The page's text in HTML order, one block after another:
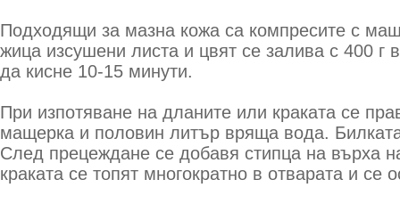
Подходящи за мазна кожа са компресите с
жица изсушени листа и цвят се залива с 400 г
да кисне 10-15 минути.
При изпотяване на дланите или краката се
мащерка и половин ли­тър вряща вода.
След прецеждане се добавя стипца на вър­ха
краката се топят многократно в от­варата и се